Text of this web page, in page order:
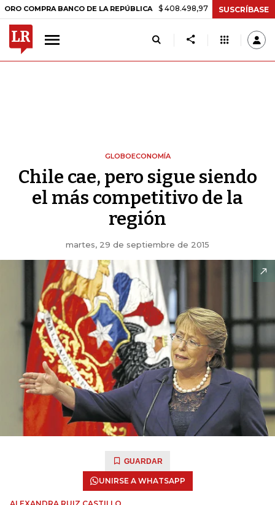
BANCO DE LA REPÚBLICA $ 408.498,97 +$ 8.753,81 +2,19%
SUSCRÍBASE
GLOBOECONOMÍA
Chile cae, pero sigue siendo
el más competitivo de la
región
martes, 29 de septiembre de 2015
GUARDAR
UNIRSE A WHATSAPP